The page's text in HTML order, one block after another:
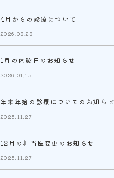
4月からの診療について
2026.03.23
1月の休診日のお知らせ
2026.01.15
年末年始の診療についてのお知らせ
2025.11.27
12月の担当医変更のお知らせ
2025.11.27